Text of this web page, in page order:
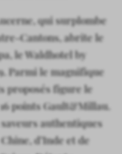
qui surplombe
Cantons, abrite le
le Waldhotel by
Parmi le magnifique
proposés figure le
points Gault&Millau.
authentiques
d’Inde et de